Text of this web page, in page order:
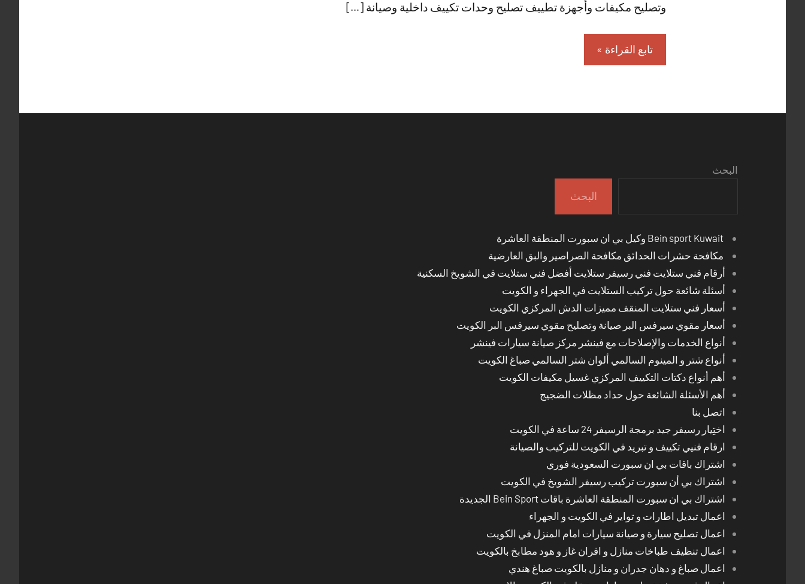
وتصليح مكيفات وأجهزة تطييف تصليح وحدات تكييف داخلية وصيانة […]
تابع القراءة
البحث
البحث
Bein sport Kuwait وكيل بي ان سبورت المنطقة العاشرة
مكافحة حشرات الحدائق مكافحة الصراصير والبق العارضية
أرقام فني ستلايت فني رسيفر ستلايت أفضل فني ستلايت في الشويخ السكنية
أسئلة شائعة حول تركيب الستلايت في الجهراء و الكويت
أسعار فني ستلايت المنقف مميزات الدش المركزي الكويت
أسعار مقوي سيرفس البر صيانة وتصليح مقوي سيرفس البر الكويت
أنواع الخدمات والإصلاحات مع فينشر مركز صيانة سيارات فينشر
أنواع شتر و المينوم السالمي ألوان شتر السالمي صباغ الكويت
أهم أنواع دكتات التكييف المركزي غسيل مكيفات الكويت
أهم الأسئلة الشائعة حول حداد مظلات الضجيج
اتصل بنا
اختِيار رسيفر جيد برمجة الرسيفر 24 ساعة في الكويت
ارقام فنيي تكييف و تبريد في الكويت للتركيب والصيانة
اشتراك باقات بي ان سبورت السعودية فوري
اشتراك بي أن سبورت تركيب رسيفر الشويخ في الكويت
اشتراك بي ان سبورت المنطقة العاشرة باقات Bein Sport الجديدة
اعمال تبديل اطارات و تواير في الكويت و الجهراء
اعمال تصليح سيارة و صيانة سيارات امام المنزل في الكويت
اعمال تنظيف طباخات منازل و افران غاز و هود مطابخ بالكويت
اعمال صباغ و دهان جدران و منازل بالكويت صباغ هندي